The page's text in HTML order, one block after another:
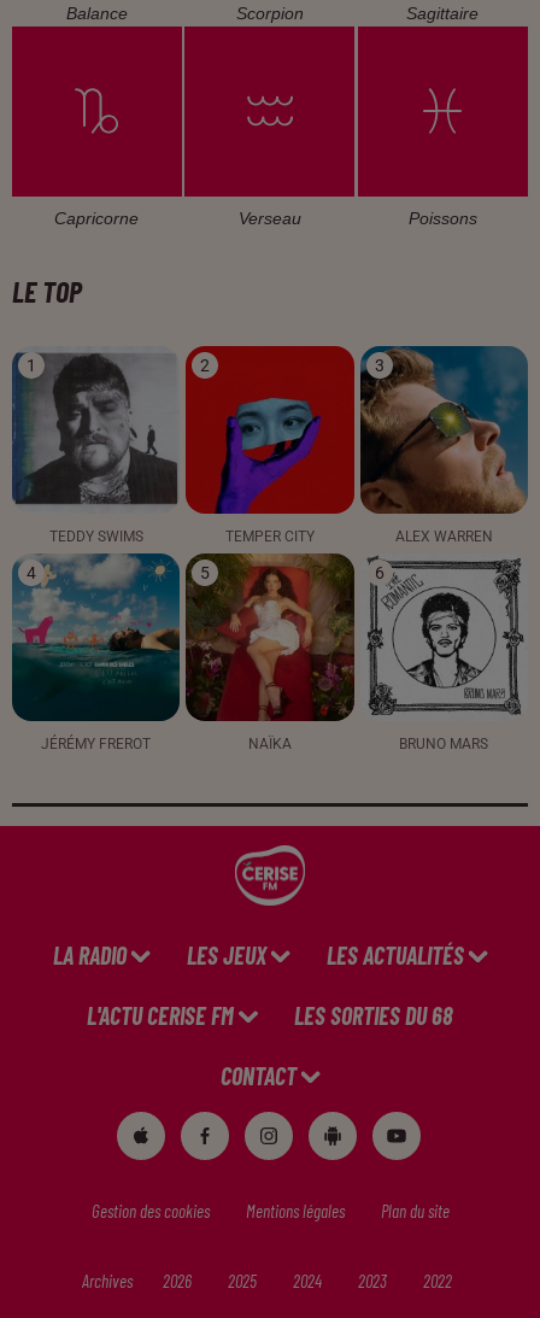
Balance Scorpion Sagittaire
Capricorne Verseau Poissons
LE TOP
1
TEDDY SWIMS
2
TEMPER CITY
3
ALEX WARREN
4
JÉRÉMY FREROT
5
NAÏKA
6
BRUNO MARS
LA RADIO LES JEUX LES ACTUALITÉS
L'ACTU CERISE FM LES SORTIES DU 68
CONTACT
Gestion des cookies Mentions légales Plan du site
Archives 2026 2025 2024 2023 2022